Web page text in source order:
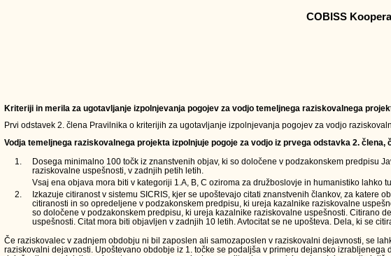
COBISS
Kriteriji in merila za ugotavljanje izpolnjevanja pogojev za vodjo temeljnega raziskovalnega
Prvi odstavek 2. člena Pravilnika o kriterijih za ugotavljanje izpolnjevanja pogojev za vodjo
Vodja temeljnega raziskovalnega projekta izpolnjuje pogoje za vodjo iz prvega odstavka 2. člena,
1.
Dosega minimalno 100 točk iz znanstvenih objav, ki so določene v podzakonskem predpisu
raziskovalne uspešnosti, v zadnjih petih letih.
Vsaj ena objava mora biti v kategoriji 1.A, B, C oziroma za družboslovje in humanistiko lahko
2.
Izkazuje citiranost v sistemu SICRIS, kjer se upoštevajo citati znanstvenih člankov, za
citiranosti in so opredeljene v podzakonskem predpisu, ki ureja kazalnike raziskovalne
so določene v podzakonskem predpisu, ki ureja kazalnike raziskovalne uspešnosti. Citirano
uspešnosti. Citat mora biti objavljen v zadnjih 10 letih. Avtocitat se ne upošteva. Dela, ki se
Če raziskovalec v zadnjem obdobju ni bil zaposlen ali samozaposlen v raziskovalni dejavnosti, se
raziskovalni dejavnosti. Upoštevano obdobje iz 1. točke se podaljša v primeru dejansko